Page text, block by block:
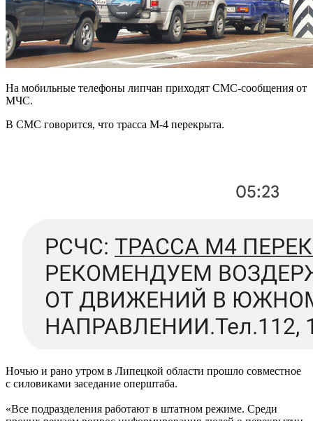
На мобильные телефоны липчан приходят СМС-сообщения от
МЧС.
В СМС говорится, что трасса М-4 перекрыта.
Ночью и рано утром в Липецкой области прошло совместное
с силовиками заседание оперштаба.
«Все подразделения работают в штатном режиме. Среди